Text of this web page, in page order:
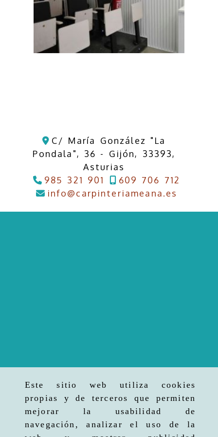
Este sitio web utiliza cookies
propias y de terceros que permiten
mejorar la usabilidad de
navegación, analizar el uso de la
C/ María González "La
Pondala", 36 - Gijón, 33393,
Asturias
985 321 901
609 706 712
info
carpinteriameana.es